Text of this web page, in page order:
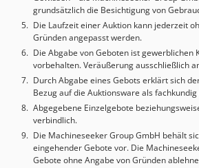
tons Paint color: urethane coating (E-
environment: cleanroom Class 10,000
requirement: ≥ 2 ton/m²
manuals Spare parts: • Drive belts (4
Winding drive belt (1 type) • Unwinding
Standard tool set
grundsätzlich die Besichtigung von
Die Laufzeit einer Auktion kann jederzeit
Gründen angepasst werden.
Die Abgabe von Geboten ist gewerblichen
vorbehalten. Veräußerung ausschließlich
Durch Abgabe eines Gebots erklärt sich
Bezug auf die Auktionsware als
Abgegebene Einzelgebote
verbindlich.
Die Machineseeker Group GmbH behält
eingehender Gebote vor. Die
Gebote ohne Angabe von Gründen